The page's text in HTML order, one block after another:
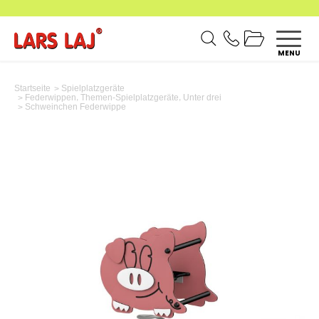
MENU
Startseite
Spielplatzgeräte
Federwippen, Themen-Spielplatzgeräte, Unter drei
Schweinchen Federwippe